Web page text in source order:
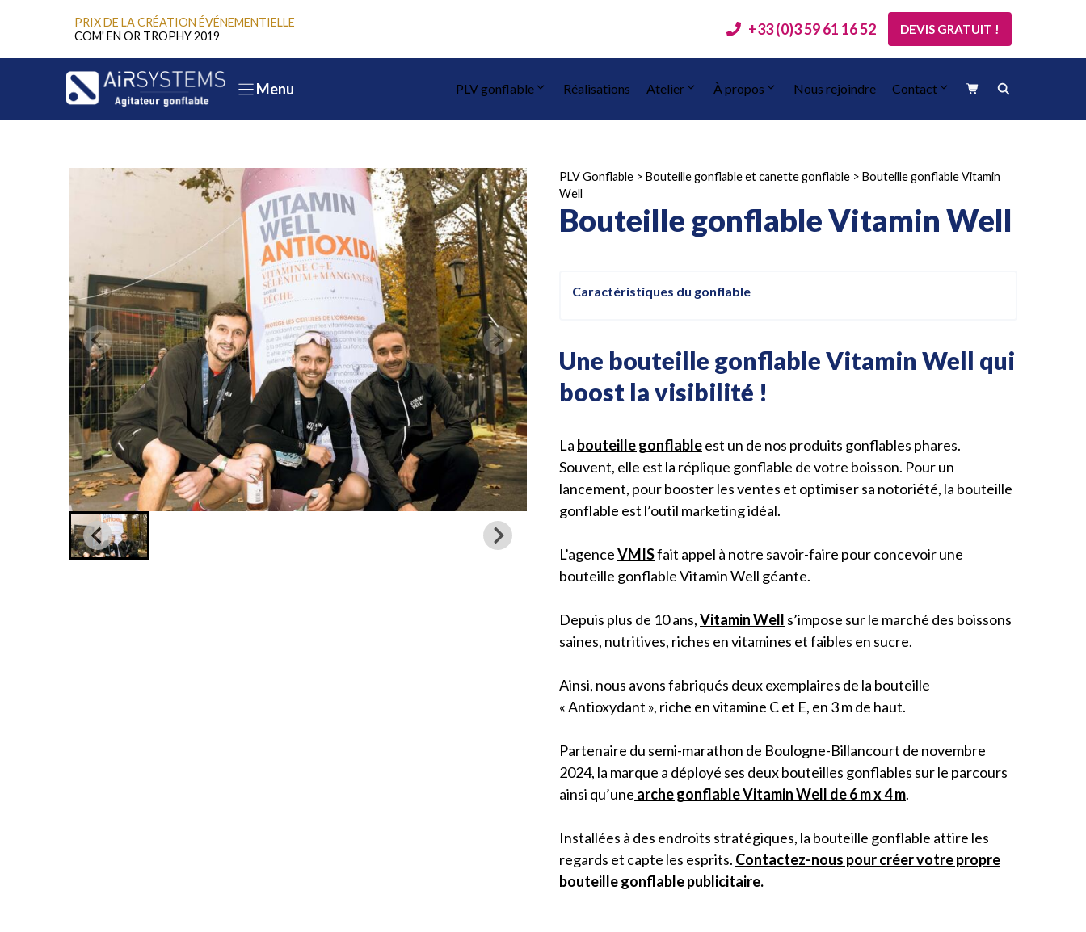
PRIX DE LA CRÉATION ÉVÉNEMENTIELLE
COM' EN OR TROPHY 2019
+33 (0)3 59 61 16 52 DEVIS GRATUIT !
Menu PLV gonflable Réalisations Atelier À propos Nous rejoindre Contact
PLV Gonflable > Bouteille gonflable et canette gonflable > Bouteille gonflable Vitamin
Well
Bouteille gonflable Vitamin Well
Caractéristiques du gonflable
Une bouteille gonflable Vitamin Well qui
boost la visibilité !
La bouteille gonflableest un de nos produits gonflables phares.
Souvent, elle est la réplique gonflable de votre boisson. Pour un
lancement, pour booster les ventes et optimiser sa notoriété, la bouteille
gonflable est l’outil marketing idéal.
L’agenceVMISfait appel à notre savoir-faire pour concevoir une
bouteille gonflable Vitamin Well géante.
Depuis plus de 10 ans,Vitamin Well s’impose sur le marché des boissons
saines, nutritives, riches en vitamines et faibles en sucre.
Ainsi, nous avons fabriqués deux exemplaires de la bouteille
« Antioxydant », riche en vitamine C et E, en 3 m de haut.
Partenaire du semi-marathon de Boulogne-Billancourt de novembre
2024, la marque a déployé ses deux bouteilles gonflables sur le parcours
ainsi qu’une arche gonflable Vitamin Well de 6 m x 4 m.
Installées à des endroits stratégiques, la bouteille gonflable attire les
regards et capte les esprits. Contactez-nous pour créer votre propre
bouteille gonflable publicitaire.